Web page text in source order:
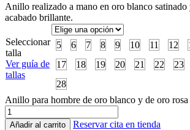
Anillo realizado a mano en oro blanco
acabado brillante.
Seleccionar
talla
Ver guía de
tallas
5 6 7 8 9 10 11 12
17
18 19 20 21 22 23
28
Anillo para hombre de oro blanco y de oro
Añadir al carrito
Reservar cita en tienda